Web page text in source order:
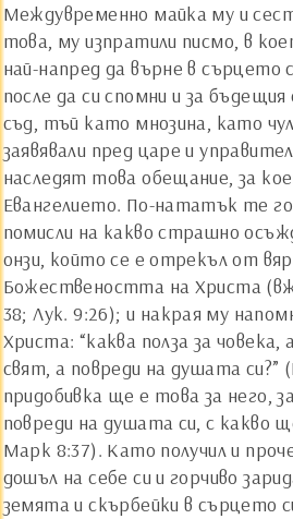
Междувременно майка му и
това, му изпратили писмо, в
най-напред да върне в сърцето
после да си спомни и за
съд, тъй като мнозина, като
заявявали пред царе и
наследят това обещание, за
Евангелието. По-нататък те
помисли на какво страшно
онзи, който се е отрекъл от
Божествеността на Христа
38; Лук. 9:26); и накрая му
Христа: “каква полза за човека,
свят, а повреди на душата си?”
придобивка ще е това за него,
повреди на душата си, с какво
Марк 8:37). Като получил и
дошъл на себе си и горчиво
земята и скърбейки в сърцето